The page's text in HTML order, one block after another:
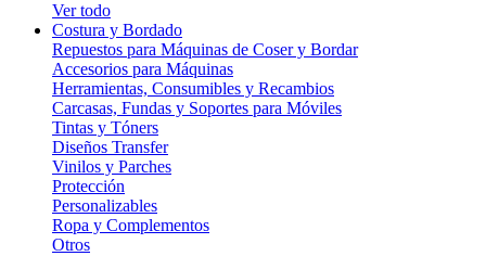
Ver todo
Costura y Bordado
Repuestos para Máquinas de Coser y Bordar
Accesorios para Máquinas
Herramientas, Consumibles y Recambios
Carcasas, Fundas y Soportes para Móviles
Tintas y Tóners
Diseños Transfer
Vinilos y Parches
Protección
Personalizables
Ropa y Complementos
Otros